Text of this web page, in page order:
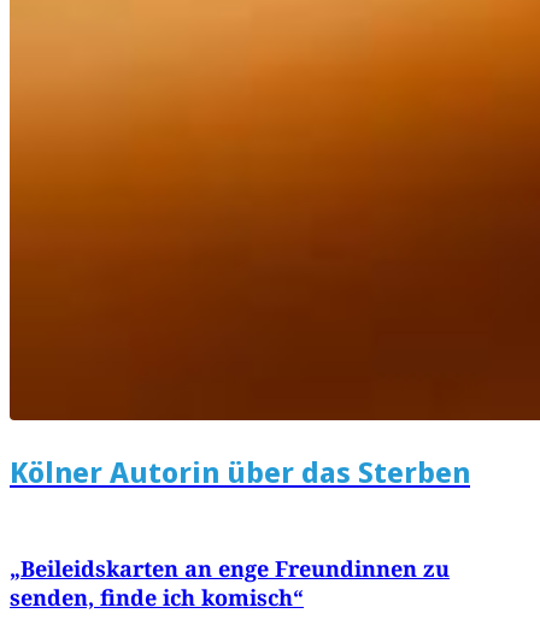
Kölner Autorin über das Sterben
„Beileidskarten an enge Freundinnen zu
senden, finde ich komisch“